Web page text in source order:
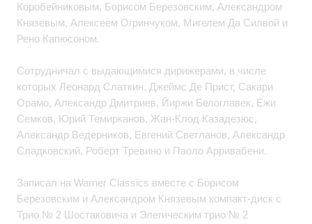
Коробейниковым, Борисом Березовским, Александром
Князевым, Алексеем Огринчуком, Мигелем Да Силвой и
Рено Капюсоном.
Сотрудничал с выдающимися дирижерами, в числе
которых Леонард Слаткин, Джеймс Де Прист, Сакари
Орамо, Александр Дмитриев, Йиржи Белоглавек, Ежи
Семков, Юрий Темирканов, Жан-Клод Казадезюс,
Александр Ведерников, Евгений Светланов, Александр
Сладковский, Роберт Тревино и Паоло Арривабени.
Записал на Warner Classics вместе с Борисом
Березовским и Александром Князевым компакт-диск с
Трио № 2 Шостаковича и Элегическим трио № 2